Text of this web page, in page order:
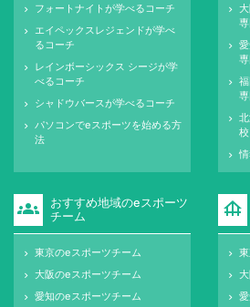
keyboard_arrow_right フォートナイトが学べるコーチ
keyboard_arrow_right
エイペックスレジェンドが学べ
るコーチ
keyboard_arrow_right
レインボーシックス シージが学
べるコーチ
keyboard_arrow_right シャドウバースが学べるコーチ
keyboard_arrow_right
パソコンでeスポーツを始める方
法
keyboard_arrow_right
keyboard_arrow_right
keyboard_arrow_right
keyboard_arrow_right
keyboard_arrow_right
groups
おすすめ地域のeスポーツ
チーム
keyboard_arrow_right 東京のeスポーツチーム
keyboard_arrow_right 大阪のeスポーツチーム
keyboard_arrow_right 愛知のeスポーツチーム
foundation
keyboard_arrow_right
keyboard_arrow_right
keyboard_arrow_right